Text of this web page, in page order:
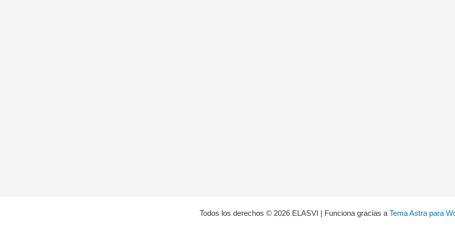
Todos los derechos © 2026 ELASVI | Funciona gracias a Tema Astra para